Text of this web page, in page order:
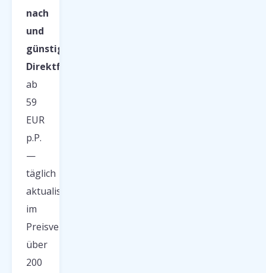
nach
und
günstige
Direktflüge
ab
59
EUR
p.P.
—
täglich
aktualisiert
im
Preisvergleich
über
200